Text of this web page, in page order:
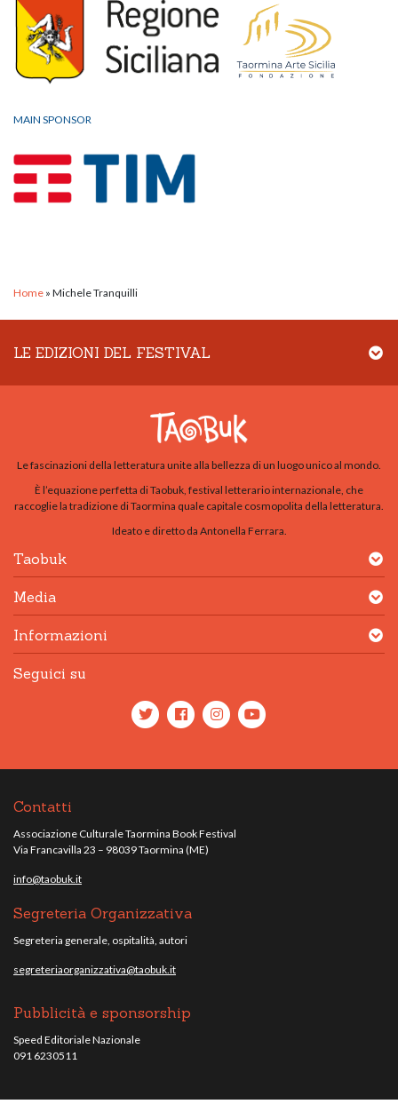
MAIN SPONSOR
Home » Michele Tranquilli
LE EDIZIONI DEL FESTIVAL
Le fascinazioni della letteratura unite alla bellezza di un luogo unico al mondo.
È l’equazione perfetta di Taobuk, festival letterario internazionale, che
raccoglie la tradizione di Taormina quale capitale cosmopolita della letteratura.
Ideato e diretto da Antonella Ferrara.
Taobuk
Media
Informazioni
Seguici su
Contatti
Associazione Culturale Taormina Book Festival
Via Francavilla 23 – 98039 Taormina (ME)
info@taobuk.it
Segreteria Organizzativa
Segreteria generale, ospitalità, autori
segreteriaorganizzativa@taobuk.it
Pubblicità e sponsorship
Speed Editoriale Nazionale
091 6230511